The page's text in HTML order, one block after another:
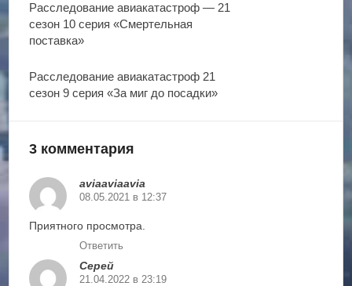
Расследование авиакатастроф — 21
сезон 10 серия «Смертельная
поставка»
Расследование авиакатастроф 21
сезон 9 серия «За миг до посадки»
3 комментария
aviaaviaavia
08.05.2021 в 12:37
Приятного просмотра.
Ответить
Серей
21.04.2022 в 23:19